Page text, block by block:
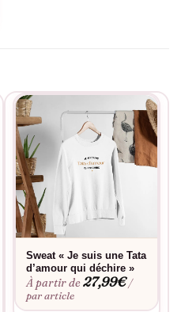
Sweat « Je suis une Tata
d’amour qui déchire »
À partir de27,99€ /
par article